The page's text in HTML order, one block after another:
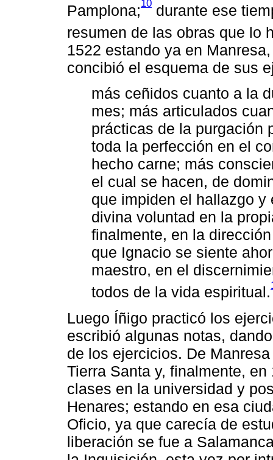
Pamplona;10 durante ese
resumen de las obras que lo
1522 estando ya en
concibió el esquema de sus
más ceñidos cuanto a la
mes; más articulados
prácticas de la purgación
toda la perfección en el
hecho carne; más
el cual se hacen, de
que impiden el hallazgo
divina voluntad en la
finalmente, en la
que Ignacio se siente
maestro, en el
todos de la vida espiritual.
Luego Íñigo practicó los
escribió algunas notas,
de los ejercicios. De
Tierra Santa y, finalmente,
clases en la universidad y
Henares; estando en esa
Oficio, ya que carecía de
liberación se fue a